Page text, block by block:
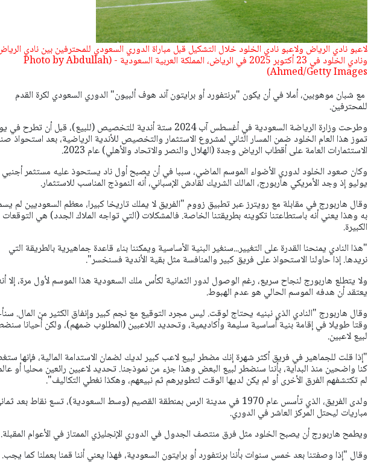
لاعبو نادي الرياض ولاعبو نادي الخلود خلال التشكيل قبل مباراة الدوري السعودي للمحترفين بين نادي
ونادي الخلود في 23 أكتوبر 2025 في الرياض، المملكة العربية السعودية - (Photo by Abdullah
Ahmed/Getty Images)
مع شبان موهوبين، أملا في أن يكون "برنتفورد أو برايتون آند هوف ألبيون" الدوري السعودي لكرة القدم
للمحترفين.
وطرحت وزارة الرياضة السعودية في أغسطس آب 2024 ستة أندية للتخصيص (للبيع)، قبل أن تطرح
تموز هذا العام الخلود ضمن المسار الثاني لمشروع الاستثمار والتخصيص للأندية الرياضية، بعد استحواذ
الاستثمارات العامة على أقطاب الرياض وجدة (الهلال والنصر والاتحاد والأهلي) عام 2023.
وكان صعود الخلود لدوري الأضواء الموسم الماضي، سببا في أن يصبح أول ناد يستحوذ عليه مستثمر
يوليو إذ وجد الأمريكي هاربورج، المالك الشريك لقادش الإسباني، أنه النموذج المناسب للاستثمار.
وقال هاربورج في مقابلة مع رويترز عبر تطبيق زووم "الفريق لا يملك تاريخا كبيرا، معظم السعوديين لم
به وهذا يعني أنه باستطاعتنا تكوينه بطريقتنا الخاصة. فالمشكلات (التي تواجه الملاك الجدد) هي التوقعات
الكبيرة.
"هذا النادي يمنحنا القدرة على التغيير...سنغير البنية الأساسية ويمكننا بناء قاعدة جماهيرية بالطريقة التي
نريدها. إذا حاولنا الاستحواذ على فريق كبير والمنافسة مثل بقية الأندية فسنخسر".
ولا يتطلع هاربورج لنجاح سريع، رغم الوصول لدور الثمانية لكأس ملك السعودية هذا الموسم لأول مرة، إلا
يعتقد أن هدفه الموسم الحالي هو عدم الهبوط.
وقال هاربورج "النادي الذي نبنيه يحتاج لوقت. ليس مجرد التوقيع مع نجم كبير وإنفاق الكثير من المال.
وقتا طويلا في إقامة بنية أساسية سليمة وأكاديمية، وتحديد اللاعبين (المطلوب ضمهم)، ولكن أحيانا
لبيع لاعبين.
"إذا قلت للجماهير في فريق أكثر شهرة إنك مضطر لبيع لاعب كبير لديك لضمان الاستدامة المالية، فإنها
كنا واضحين منذ البداية، بأننا سنضطر لبيع البعض وهذا جزء من نموذجنا. تحديد لاعبين رائعين محليا أو
لم تكتشفهم الفرق الأخرى أو لم يكن لديها الوقت لتطويرهم ثم نبيعهم، وهكذا نغطي التكاليف".
ولدى الفريق، الذي تأسس عام 1970 في مدينة الرس بمنطقة القصيم (وسط السعودية)، تسع نقاط بعد
مباريات ليحتل المركز العاشر في الدوري.
ويطمح هاربورج أن يصبح الخلود مثل فرق منتصف الجدول في الدوري الإنجليزي الممتاز في الأعوام المقبلة.
وقال "إذا وصفتنا بعد خمس سنوات بأننا برنتفورد أو برايتون السعودية، فهذا يعني أننا قمنا بعملنا كما يجب.